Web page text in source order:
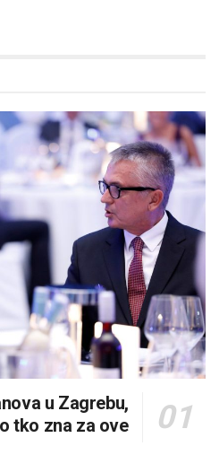
u Zagrebu,
tko zna za ove